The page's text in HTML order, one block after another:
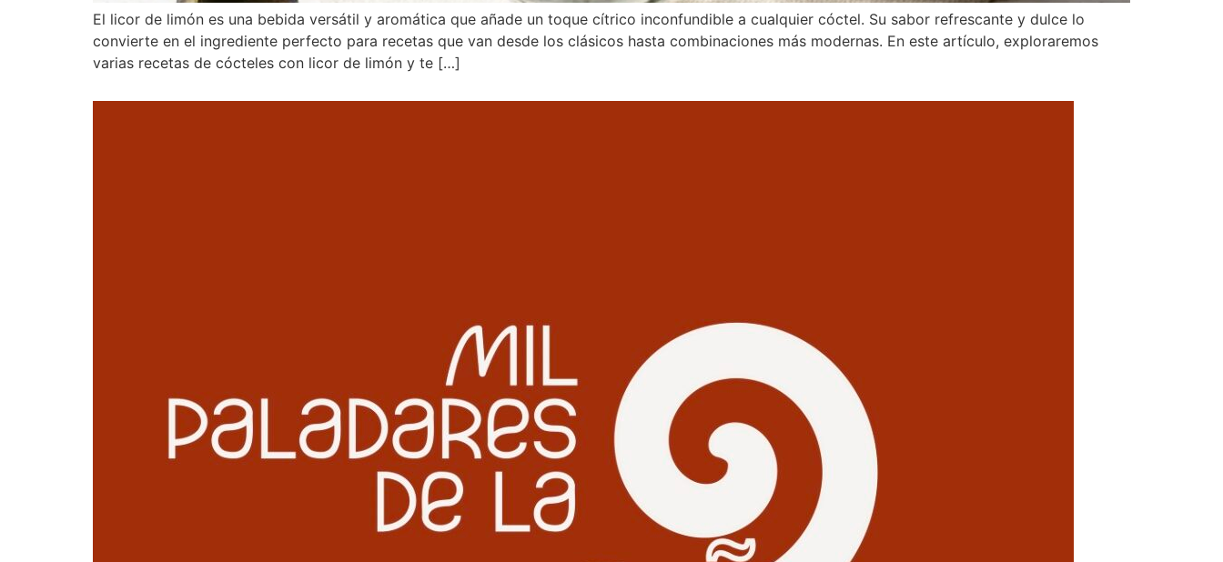
El licor de limón es una bebida versátil y aromática que añade un toque cítrico inconfundible a cualquier cóctel. Su sabor refrescante y dulce lo
convierte en el ingrediente perfecto para recetas que van desde los clásicos hasta combinaciones más modernas. En este artículo, exploraremos
varias recetas de cócteles con licor de limón y te […]